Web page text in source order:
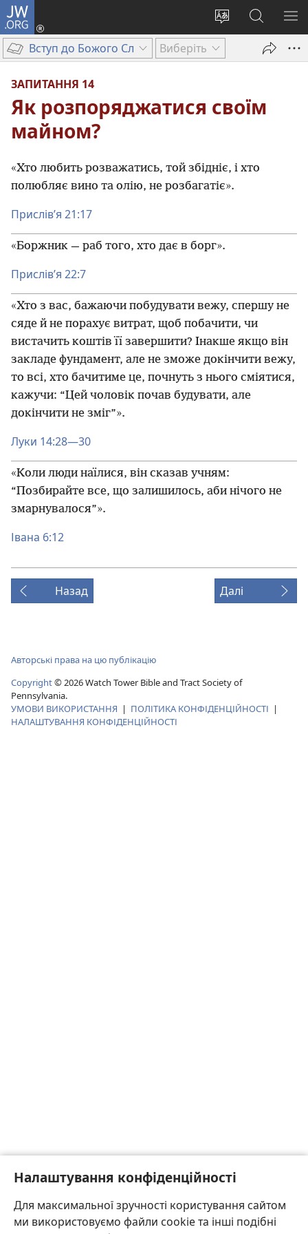
Налаштування конфіденційності
Для максимальної зручності користування сайтом
ми використовуємо файли cookie та інші подібні
JW.ORG
Змінити
мову
сайту
Увійти
(відкривається
у
новому
Пошук
на
сайті
Вступ до Божого Слова Виберіть
ЗАПИТАННЯ 14
Як розпоряджатися своїм
майном?
«Хто любить розважатись, той збідніє, і хто
полюбляє вино та олію, не розбагатіє».
Прислів’я 21:17
«Боржник — раб того, хто дає в борг».
Прислів’я 22:7
«Хто з вас, бажаючи побудувати вежу, спершу не
сяде й не порахує витрат, щоб побачити, чи
вистачить коштів її завершити? Інакше якщо він
закладе фундамент, але не зможе докінчити вежу,
то всі, хто бачитиме це, почнуть з нього сміятися,
кажучи: “Цей чоловік почав будувати, але
докінчити не зміг”».
Луки 14:28—30
«Коли люди наїлися, він сказав учням:
“Позбирайте все, що залишилось, аби нічого не
змарнувалося”».
Івана 6:12
Назад Далі
Авторські права на цю публікацію
Copyright© 2026 Watch Tower Bible and Tract Society of
Pennsylvania.
УМОВИ ВИКОРИСТАННЯ | ПОЛІТИКА КОНФІДЕНЦІЙНОСТІ |
НАЛАШТУВАННЯ КОНФІДЕНЦІЙНОСТІ